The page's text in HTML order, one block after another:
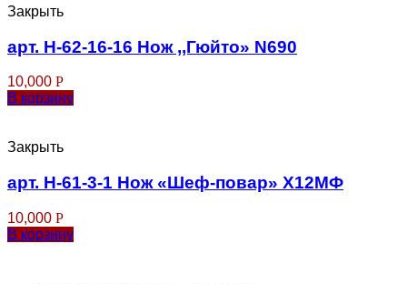
Закрыть
арт. Н-62-16-16 Нож ,,Гюйто» N690
10,000 Р
В корзину
Закрыть
арт. Н-61-3-1 Нож «Шеф-повар» Х12МФ
10,000 Р
В корзину